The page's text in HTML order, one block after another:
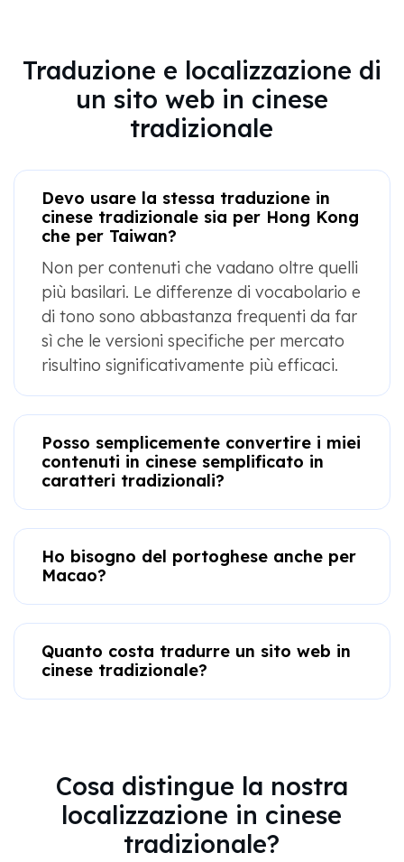
Traduzione e localizzazione di
un sito web in cinese
tradizionale
Devo usare la stessa traduzione in
cinese tradizionale sia per Hong Kong
che per Taiwan?
Non per contenuti che vadano oltre quelli
più basilari. Le differenze di vocabolario e
di tono sono abbastanza frequenti da far
sì che le versioni specifiche per mercato
risultino significativamente più efficaci.
Posso semplicemente convertire i miei
contenuti in cinese semplificato in
caratteri tradizionali?
Ho bisogno del portoghese anche per
Macao?
Quanto costa tradurre un sito web in
cinese tradizionale?
Cosa distingue la nostra
localizzazione in cinese
tradizionale?